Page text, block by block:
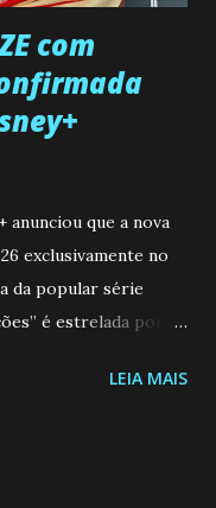
com
anunciou que a nova
exclusivamente no
da popular série
é estrelada por
seus personagens
LEIA MAIS